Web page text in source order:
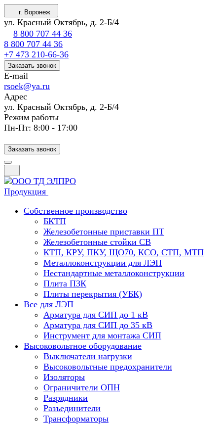
г. Воронеж
ул. Красный Октябрь, д. 2-Б/4
8 800 707 44 36
8 800 707 44 36
+7 473 210-66-36
Заказать звонок
E-mail
rsoek@ya.ru
Адрес
ул. Красный Октябрь, д. 2-Б/4
Режим работы
Пн-Пт: 8:00 - 17:00
Заказать звонок
Продукция
Собственное производство
БКТП
Железобетонные приставки ПТ
Железобетонные стойки СВ
КТП, КРУ, ПКУ, ЩО70, КСО, СТП, МТП
Металлоконструкции для ЛЭП
Нестандартные металлоконструкции
Плита ПЗК
Плиты перекрытия (УБК)
Все для ЛЭП
Арматура для СИП до 1 кВ
Арматура для СИП до 35 кВ
Инструмент для монтажа СИП
Высоковольтное оборудование
Выключатели нагрузки
Высоковольтные предохранители
Изоляторы
Ограничители ОПН
Разрядники
Разъединители
Трансформаторы